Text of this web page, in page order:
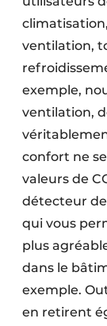
ventilation,
exemple,
ventilation,
confort ne
valeurs de
détecteur
qui vous
plus
dans le
exemple.
en retirent